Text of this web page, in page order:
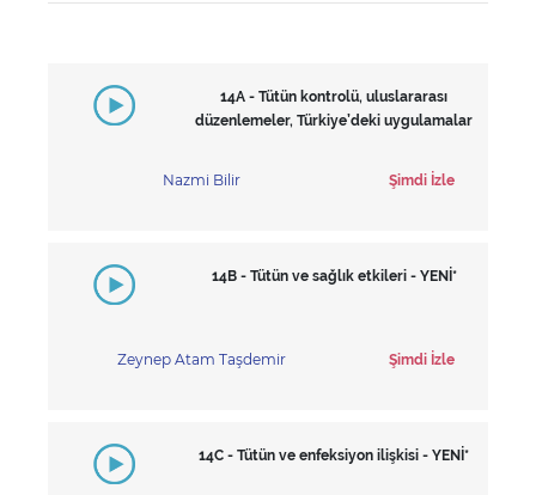
14A - Tütün kontrolü, uluslararası
düzenlemeler, Türkiye’deki uygulamalar
Nazmi Bilir Şimdi İzle
14B - Tütün ve sağlık etkileri - YENİ*
Zeynep Atam Taşdemir Şimdi İzle
14C - Tütün ve enfeksiyon ilişkisi - YENİ*